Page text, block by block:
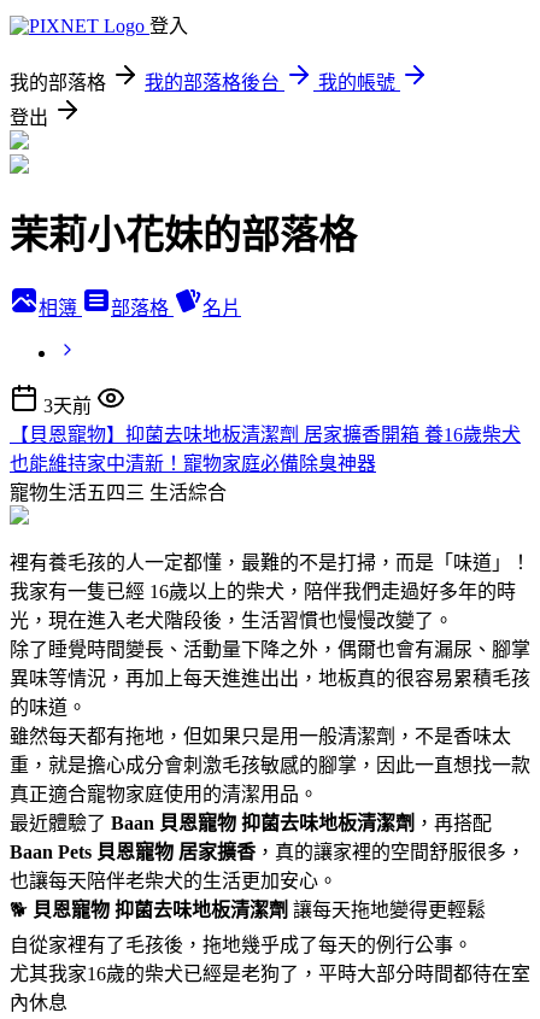
登入
我的部落格 我的部落格後台
我的帳號
登出
茉莉小花妹的部落格
相簿 部落格 名片
3天前
【貝恩寵物】抑菌去味地板清潔劑 居家擴香開箱 養16歲柴犬
也能維持家中清新！寵物家庭必備除臭神器
寵物生活五四三 生活綜合
裡有養毛孩的人一定都懂，最難的不是打掃，而是「味道」！
我家有一隻已經 16歲以上的柴犬，陪伴我們走過好多年的時
光，現在進入老犬階段後，生活習慣也慢慢改變了。
除了睡覺時間變長、活動量下降之外，偶爾也會有漏尿、腳掌
異味等情況，再加上每天進進出出，地板真的很容易累積毛孩
的味道。
雖然每天都有拖地，但如果只是用一般清潔劑，不是香味太
重，就是擔心成分會刺激毛孩敏感的腳掌，因此一直想找一款
真正適合寵物家庭使用的清潔用品。
最近體驗了 Baan 貝恩寵物 抑菌去味地板清潔劑 ，再搭配
Baan Pets 貝恩寵物 居家擴香 ，真的讓家裡的空間舒服很多，
也讓每天陪伴老柴犬的生活更加安心。
🐕 貝恩寵物 抑菌去味地板清潔劑 讓每天拖地變得更輕鬆
自從家裡有了毛孩後，拖地幾乎成了每天的例行公事。
尤其我家16歲的柴犬已經是老狗了，平時大部分時間都待在室
內休息